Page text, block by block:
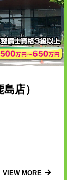
店）
VIEW MORE